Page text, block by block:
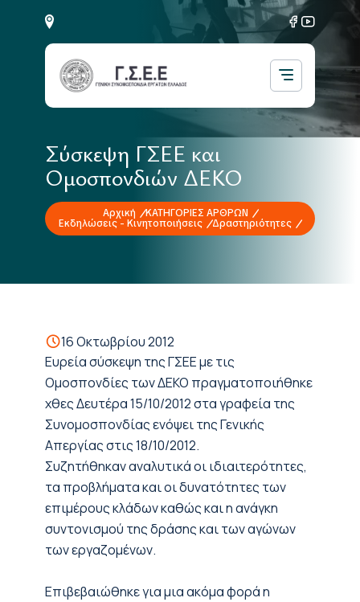
Σύσκεψη ΓΣΕΕ και
Ομοσπονδιών ΔΕΚΟ
Αρχική
ΚΑΤΗΓΟΡΙΕΣ ΑΡΘΡΩΝ
Εκδηλώσεις - Κινητοποιήσεις
Δραστηριότητες
16 Οκτωβρίου 2012
Ευρεία σύσκεψη της ΓΣΕΕ με τις
Ομοσπονδίες των ΔΕΚΟ πραγματοποιήθηκε
χθες Δευτέρα 15/10/2012 στα γραφεία της
Συνομοσπονδίας ενόψει της Γενικής
Απεργίας στις 18/10/2012.
Συζητήθηκαν αναλυτικά οι ιδιαιτερότητες,
τα προβλήματα και οι δυνατότητες των
επιμέρους κλάδων καθώς και η ανάγκη
συντονισμού της δράσης και των αγώνων
των εργαζομένων.
Επιβεβαιώθηκε για μια ακόμα φορά η